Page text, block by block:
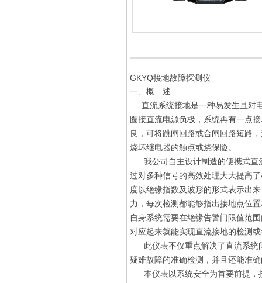
GKYQ接地故障探测仪
一、概 述
直流系统接地是一种易发生且对
圈接直流电源负极，系统再有一点
良，可将跳闸回路或合闸回路短路
烧坏继电器的触点或烧保险。
我公司自主设计制造的便携式直
过对多种信号的高效处理大大提高
度以绝缘指数及波形的形式表示出
力，每次检测都能够指出接地点位
自身系统需要在绝缘告警门限值范
对应起来就能实现直流接地的检测
此仪表不仅重点解决了直流系统
疑难故障的准确检测，并且还能准
本仪表以系统安全为首要前提，